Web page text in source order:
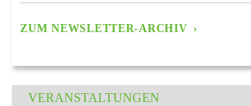
ZUM NEWSLETTER-ARCHIV
VERANSTALTUNGEN